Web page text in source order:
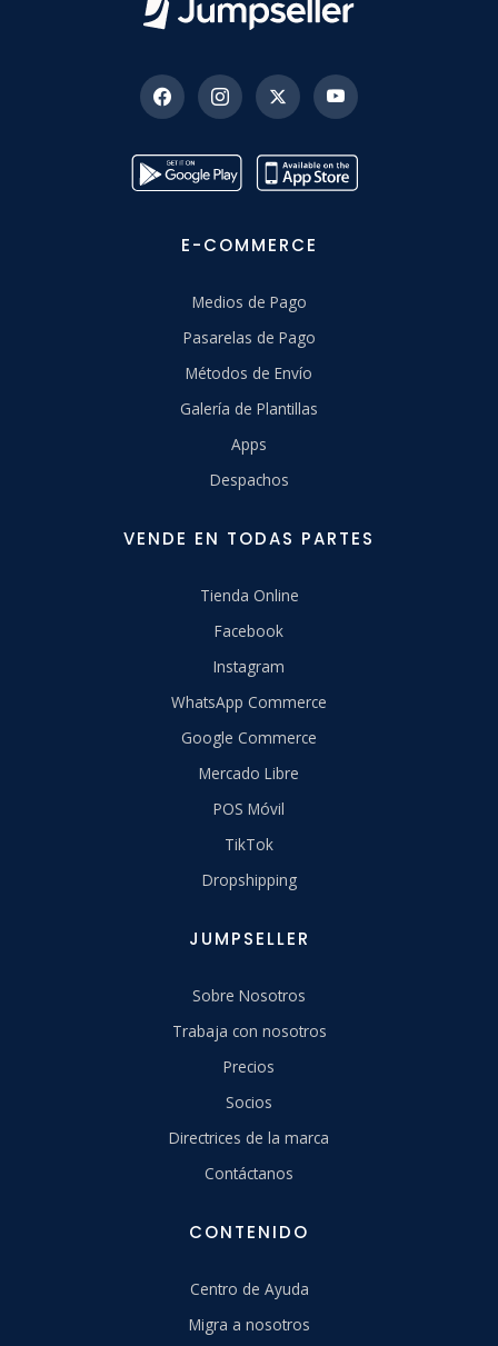
E-COMMERCE
Medios de Pago
Pasarelas de Pago
Métodos de Envío
Galería de Plantillas
Apps
Despachos
VENDE EN TODAS PARTES
Tienda Online
Facebook
Instagram
WhatsApp Commerce
Google Commerce
Mercado Libre
POS Móvil
TikTok
Dropshipping
JUMPSELLER
Sobre Nosotros
Trabaja con nosotros
Precios
Socios
Directrices de la marca
Contáctanos
CONTENIDO
Centro de Ayuda
Migra a nosotros